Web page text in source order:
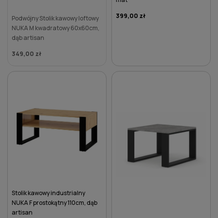
Podwójny Stolik kawowy loftowy
NUKA M kwadratowy 60x60cm,
dąb artisan
349,00 zł
399,00 zł
Stolik kawowy industrialny
NUKA F prostokątny 110cm, dąb
artisan